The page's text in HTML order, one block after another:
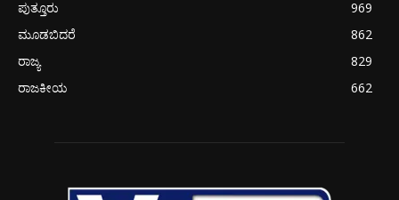
ಪುತ್ತೂರು
969
ಮೂಡಬಿದರೆ
862
ರಾಜ್ಯ
829
ರಾಜಕೀಯ
662